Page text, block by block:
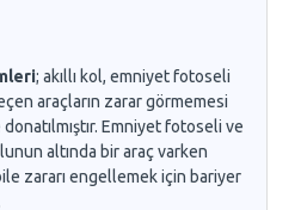
; akıllı kol, emniyet fotoseli
araçların zarar görmemesi
Emniyet fotoseli ve
altında bir araç varken
zararı engellemek için bariyer